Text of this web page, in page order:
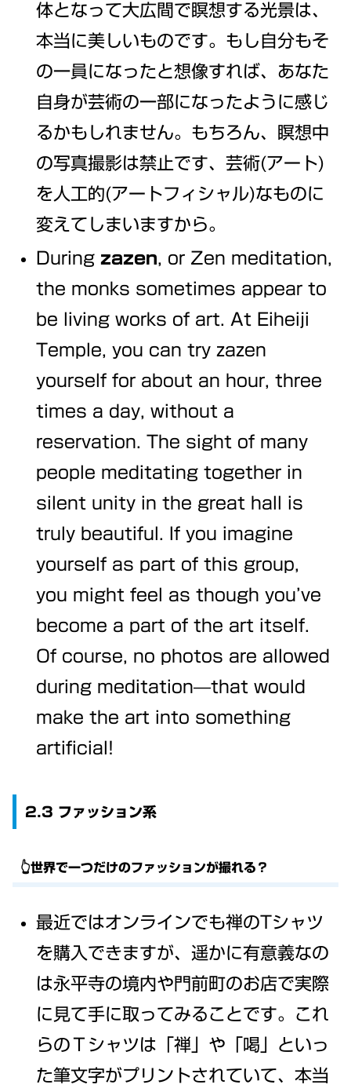
体となって大広間で瞑想する光景は、
本当に美しいものです。もし自分もそ
の一員になったと想像すれば、あなた
自身が芸術の一部になったように感じ
るかもしれません。もちろん、瞑想中
の写真撮影は禁止です、芸術(アート)
を人工的(アートフィシャル)なものに
変えてしまいますから。
Duringzazen, or Zen meditation,
the monks sometimes appear to
be living works of art. At Eiheiji
Temple, you can try zazen
yourself for about an hour, three
times a day, without a
reservation. The sight of many
people meditating together in
silent unity in the great hall is
truly beautiful. If you imagine
yourself as part of this group,
you might feel as though you’ve
become a part of the art itself.
Of course, no photos are allowed
during meditation—that would
make the art into something
artificial!
2.3 ファッション系
👆世界で一つだけのファッションが撮れる？
最近ではオンラインでも禅のTシャツ
を購入できますが、遥かに有意義なの
は永平寺の境内や門前町のお店で実際
に見て手に取ってみることです。これ
らのＴシャツは「禅」や「喝」といっ
た筆文字がプリントされていて、本当